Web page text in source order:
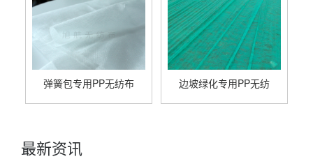
弹簧包专用PP无纺布 边坡绿化专用PP无纺
最新资讯